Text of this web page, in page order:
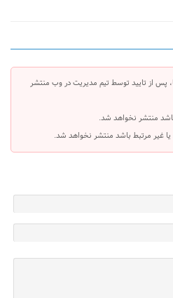
پس از تایید توسط تیم مدیریت در وب منتشر
منتشر نخواهد شد.
یا غیر مرتبط باشد منتشر نخواهد شد.